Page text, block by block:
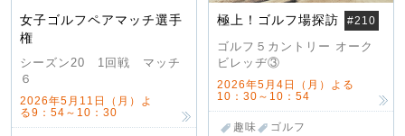
女子ゴルフペアマッチ選手
権
シーズン20 1回戦 マッチ
６
2026年5月11日（月）よ
る9：54～10：30
極上！ゴルフ場探訪 #210
ゴルフ５カントリー オーク
ビレッヂ③
2026年5月4日（月）よる
10：30～10：54
趣味 ゴルフ